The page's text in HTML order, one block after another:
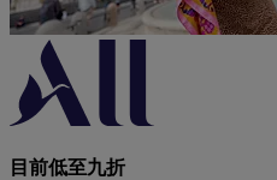
目前低至九折